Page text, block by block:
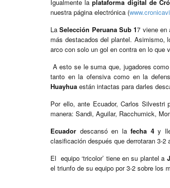
Igualmente la plataforma digital de
nuestra página electrónica (
LaSelección Peruana Sub 17 viene en
más destacados del plantel. Asimismo,
arco con solo un gol en contra en lo que
A esto se le suma que, jugadores como
tanto en la ofensiva como en la
Huayhua están intactas para darles
Por ello, ante Ecuador, Carlos
manera: Sandi, Aguilar, Racchumick,
Ecuador descansó en la fecha 4y
clasificación después que derrotaran 3-
El equipo ‘tricolor’ tiene en su plantel a
el triunfo de su equipo por 3-2 sobre los